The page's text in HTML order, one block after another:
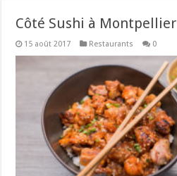
Côté Sushi à Montpellier
15 août 2017 Restaurants 0